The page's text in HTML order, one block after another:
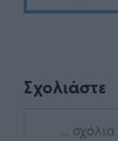
Σχολιάστε
... σχόλια